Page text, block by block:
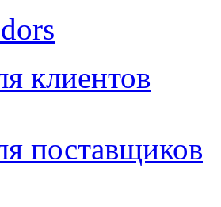
клиентов
поставщиков